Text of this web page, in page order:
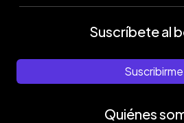
Suscríbete al
Suscribirme
Quiénes